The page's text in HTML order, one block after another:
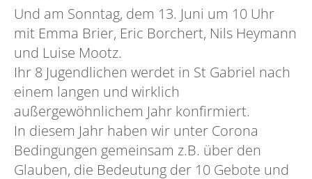
Und am Sonntag, dem 13. Juni um 10 Uhr
mit Emma Brier, Eric Borchert, Nils Heymann
und Luise Mootz.
Ihr 8 Jugendlichen werdet in St Gabriel nach
einem langen und wirklich
außergewöhnlichem Jahr konfirmiert.
In diesem Jahr haben wir unter Corona
Bedingungen gemeinsam z.B. über den
Glauben, die Bedeutung der 10 Gebote und